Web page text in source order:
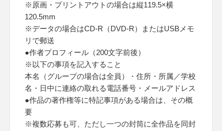
※原画・プリントアウトの場合は縦119.5×横
120.5mm
※データの場合はCD-R（DVD-R）またはUSBメモ
リで郵送
●作者プロフィール（200文字前後）
※以下の事項を記入すること
本名（グループの場合は全員）・住所・所属／学校
名・日中に連絡の取れる電話番号・メールアドレス
●作品の著作権等に特記事項がある場合は、その概
要
※複数応募も可、ただし一つの封筒に全作品を同封